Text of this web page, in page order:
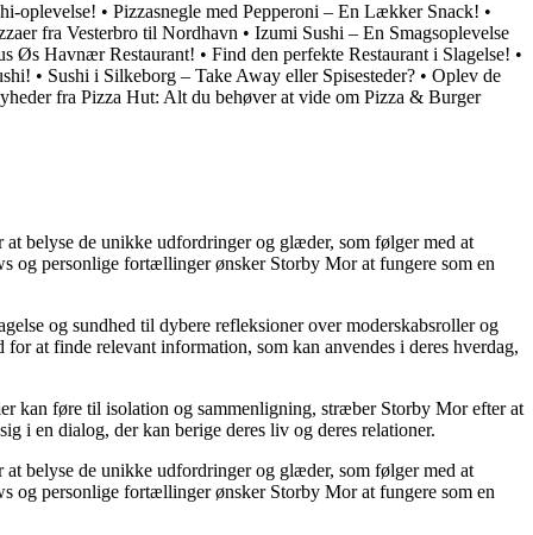
oplevelse! • Pizzasnegle med Pepperoni – En Lækker Snack! •
fra Vesterbro til Nordhavn • Izumi Sushi – En Smagsoplevelse
Øs Havnær Restaurant! • Find den perfekte Restaurant i Slagelse! •
• Sushi i Silkeborg – Take Away eller Spisesteder? • Oplev de
fra Pizza Hut: Alt du behøver at vide om Pizza & Burger
belyse de unikke udfordringer og glæder, som følger med at
og personlige fortællinger ønsker Storby Mor at fungere som en
og sundhed til dybere refleksioner over moderskabsroller og
at finde relevant information, som kan anvendes i deres hverdag,
kan føre til isolation og sammenligning, stræber Storby Mor efter at
i en dialog, der kan berige deres liv og deres relationer.
belyse de unikke udfordringer og glæder, som følger med at
og personlige fortællinger ønsker Storby Mor at fungere som en